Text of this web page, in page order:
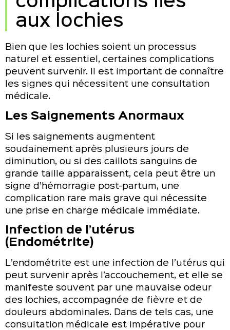
aux lochies
Bien que les lochies soient un processus
naturel et essentiel, certaines complications
peuvent survenir. Il est important de connaître
les signes qui nécessitent une consultation
médicale.
Les Saignements Anormaux
Si les saignements augmentent
soudainement après plusieurs jours de
diminution, ou si des caillots sanguins de
grande taille apparaissent, cela peut être un
signe d’hémorragie post-partum, une
complication rare mais grave qui nécessite
une prise en charge médicale immédiate.
Infection de l’utérus
(Endométrite)
L’endométrite est une infection de l’utérus qui
peut survenir après l’accouchement, et elle se
manifeste souvent par une mauvaise odeur
des lochies, accompagnée de fièvre et de
douleurs abdominales. Dans de tels cas, une
consultation médicale est impérative pour